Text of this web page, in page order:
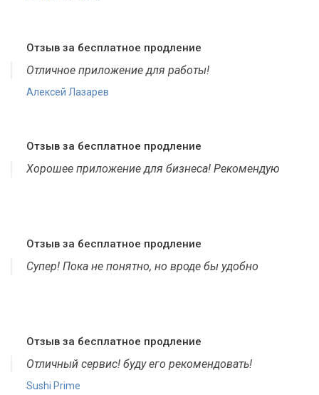
Отзыв за бесплатное продление
Отличное приложение для работы!
Алексей Лазарев
Отзыв за бесплатное продление
Хорошее приложение для бизнеса! Рекомендую
Отзыв за бесплатное продление
Супер! Пока не понятно, но вроде бы удобно
Отзыв за бесплатное продление
Отличный сервис! буду его рекомендовать!
Sushi Prime